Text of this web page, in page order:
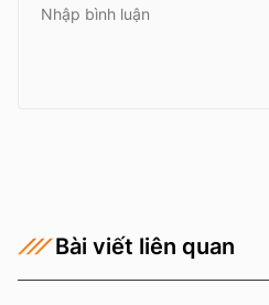
Bài viết liên quan